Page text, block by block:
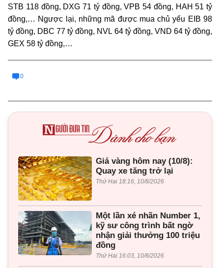
STB 118 đồng, DXG 71 tỷ đồng, VPB 54 đồng, HAH 51 tỷ
đồng,… Ngược lại, những mã được mua chủ yếu EIB 98
tỷ đồng, DBC 77 tỷ đồng, NVL 64 tỷ đồng, VND 64 tỷ đồng,
GEX 58 tỷ đồng,…
0
Giá vàng hôm nay (10/8):
Quay xe tăng trở lại
Thứ Hai 18:16, 10/8/2026
Một lần xé nhãn Number 1,
kỹ sư công trình bất ngờ
nhận giải thưởng 100 triệu
đồng
Thứ Hai 16:03, 10/8/2026